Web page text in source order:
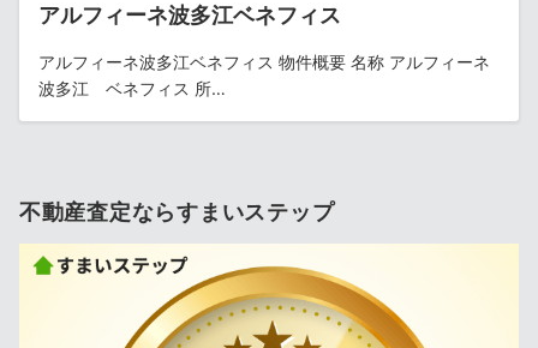
アルフィーネ波多江ベネフィス
アルフィーネ波多江ベネフィス 物件概要 名称 アルフィーネ
波多江 ベネフィス 所…
不動産査定ならすまいステップ